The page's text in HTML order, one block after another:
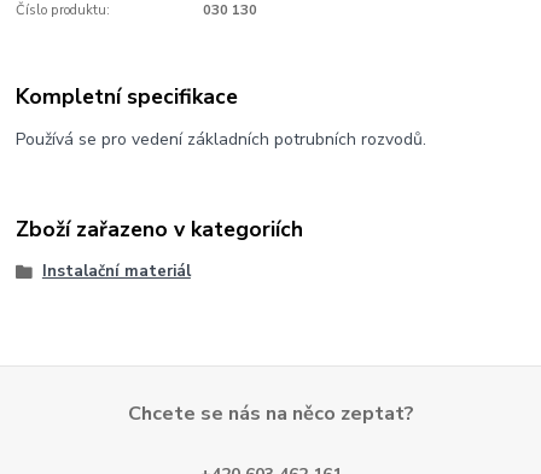
Číslo produktu: 030 130
Kompletní specifikace
Používá se pro vedení základních potrubních rozvodů.
Zboží zařazeno v kategoriích
Instalační materiál
Chcete se nás na něco zeptat?